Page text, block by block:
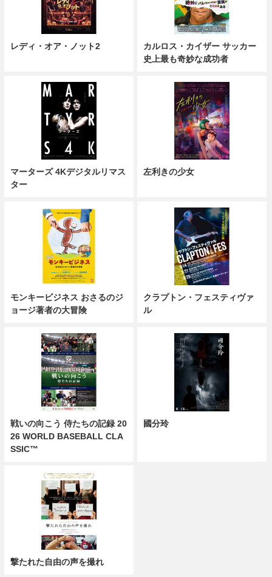
レディ・オア・ノット2
カルロス・カイザー サッカー
史上最も奇妙な成功者
マーターズ 4Kデジタルリマス
ター
左利きの少女
モンキービジネス おさるのジ
ョージ著者の大冒険
クラプトン・フェスティヴァ
ル
戦いの向こう 侍たちの記録 20
26 WORLD BASEBALL CLA
SSIC™
國分玲
撃たれた自由の声を撮れ